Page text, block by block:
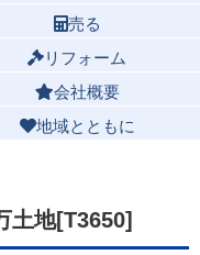
売る
リフォーム
会社概要
地域とともに
土地[T3650]